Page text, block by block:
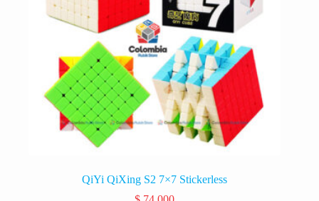
QiYi QiXing S2 7×7 Stickerless